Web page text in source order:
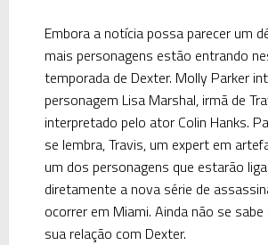
Embora a notícia possa parecer um
mais personagens estão entrando
temporada de Dexter. Molly Parker
personagem Lisa Marshal, irmã de
interpretado pelo ator Colin Hanks.
se lembra, Travis, um expert em
um dos personagens que estarão
diretamente a nova série de
ocorrer em Miami. Ainda não se
sua relação com Dexter.